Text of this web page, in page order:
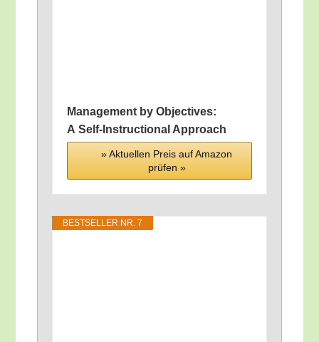
Manage­ment by Objec­ti­ves:
A Self-Ins­truc­tion­al Approach
» Aktu­el­len Preis auf Ama­zon
prü­fen »
BEST­SEL­LER NR. 7